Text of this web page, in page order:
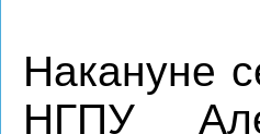
Накануне
НГПУ